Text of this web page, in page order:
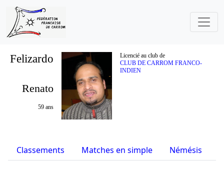
Felizardo
Licencié au club de
CLUB DE CARROM FRANCO-
INDIEN
Renato
59 ans
Classements Matches en simple Némésis